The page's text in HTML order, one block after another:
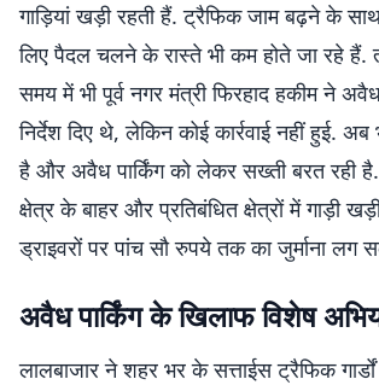
गाड़ियां खड़ी रहती हैं. ट्रैफिक जाम बढ़ने के
लिए पैदल चलने के रास्ते भी कम होते जा रहे
समय में भी पूर्व नगर मंत्री फिरहाद हकीम ने
निर्देश दिए थे, लेकिन कोई कार्रवाई नहीं हुई.
है और अवैध पार्किंग को लेकर सख्ती बरत रही
क्षेत्र के बाहर और प्रतिबंधित क्षेत्रों में गाड़ी
ड्राइवरों पर पांच सौ रुपये तक का जुर्माना लग
अवैध पार्किंग के खिलाफ विशेष
लालबाजार ने शहर भर के सत्ताईस ट्रैफिक